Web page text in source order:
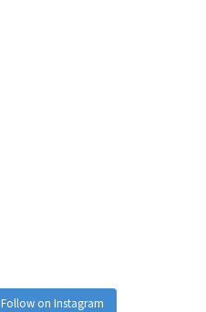
Follow on Instagram